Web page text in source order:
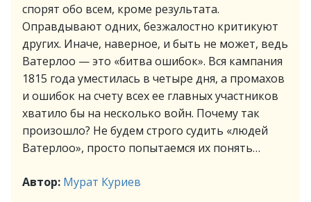
спорят обо всем, кроме результата.
Оправдывают одних, безжалостно критикуют
других. Иначе, наверное, и быть не может, ведь
Ватерлоо — это «битва ошибок». Вся кампания
1815 года уместилась в четыре дня, а промахов
и ошибок на счету всех ее главных участников
хватило бы на несколько войн. Почему так
произошло? Не будем строго судить «людей
Ватерлоо», просто попытаемся их понять…
Автор: Мурат Куриев